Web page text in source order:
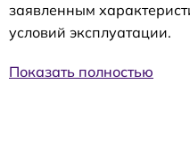
заявленным
условий эксплуатации.
Показать полностью